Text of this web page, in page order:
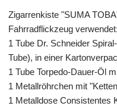
Zigarrenkiste "SUMA
Fahrradflickzeug verwendet:
1 Tube Dr. Schneider
Tube), in einer
1 Tube Torpedo-Dauer-Öl
1 Metallröhrchen mit
1 Metalldose Consistentes